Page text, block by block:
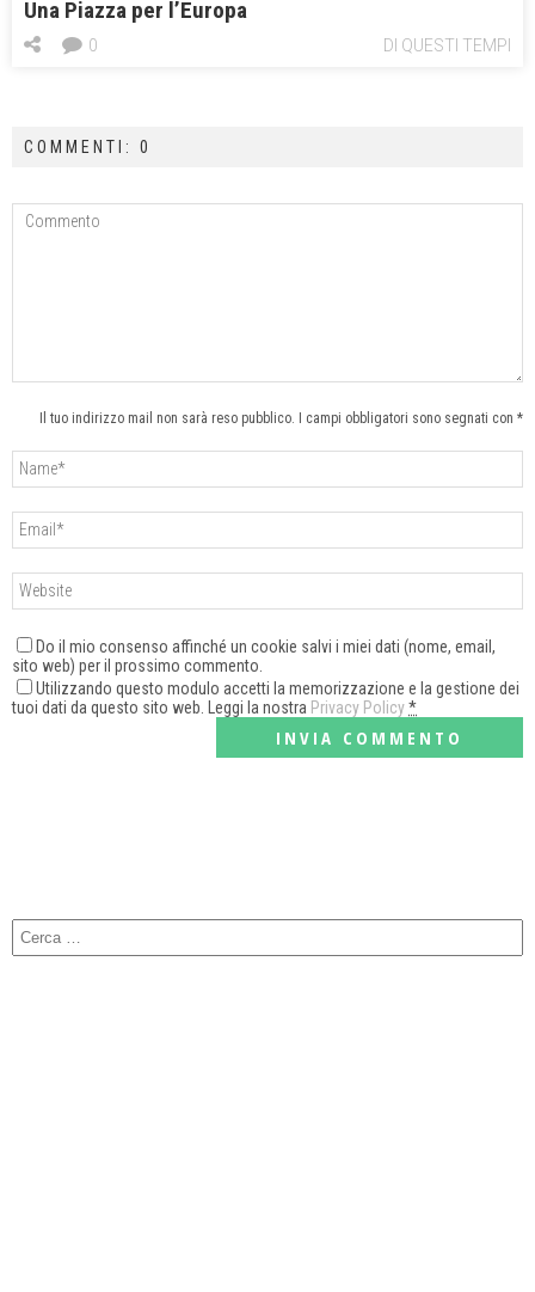
Una Piazza per l’Europa
DI QUESTI TEMPI
0
COMMENTI: 0
Il tuo indirizzo mail non sarà reso pubblico. I campi obbligatori sono segnati con *
Do il mio consenso affinché un cookie salvi i miei dati (nome, email,
sito web) per il prossimo commento.
Utilizzando questo modulo accetti la memorizzazione e la gestione dei
tuoi dati da questo sito web. Leggi la nostra Privacy Policy*